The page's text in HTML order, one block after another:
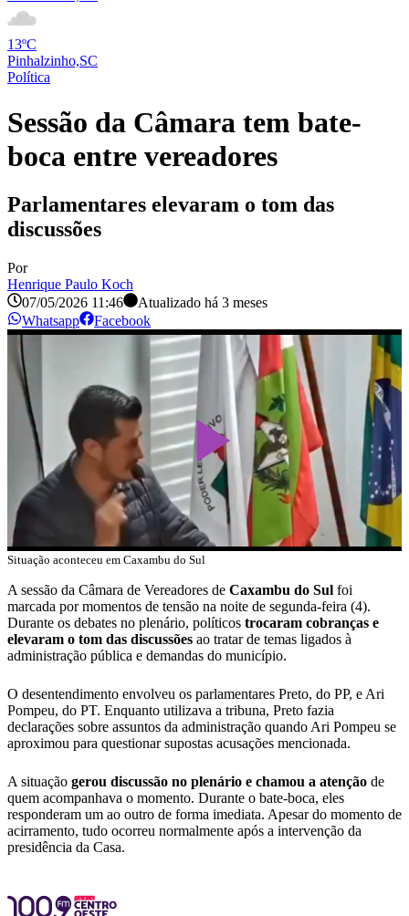
13ºC
Pinhalzinho,SC
Política
Sessão da Câmara tem bate-
boca entre vereadores
Parlamentares elevaram o tom das
discussões
Por
Henrique Paulo Koch
07/05/2026 11:46
Atualizado há 3 meses
Whatsapp
Facebook
Play
Video
Situação aconteceu em Caxambu do Sul
A sessão da Câmara de Vereadores de Caxambu do Sul foi
marcada por momentos de tensão na noite de segunda-feira (4).
Durante os debates no plenário, políticos trocaram cobranças e
elevaram o tom das discussões ao tratar de temas ligados à
administração pública e demandas do município.
O desentendimento envolveu os parlamentares Preto, do PP, e Ari
Pompeu, do PT. Enquanto utilizava a tribuna, Preto fazia
declarações sobre assuntos da administração quando Ari Pompeu se
aproximou para questionar supostas acusações mencionada.
A situação gerou discussão no plenário e chamou a atenção de
quem acompanhava o momento. Durante o bate-boca, eles
responderam um ao outro de forma imediata. Apesar do momento de
acirramento, tudo ocorreu normalmente após a intervenção da
presidência da Casa.